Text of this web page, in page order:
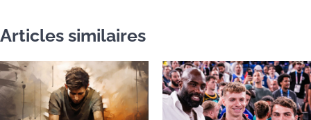
Articles similaires